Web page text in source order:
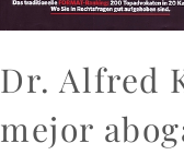
Dr. Alfred
mejor